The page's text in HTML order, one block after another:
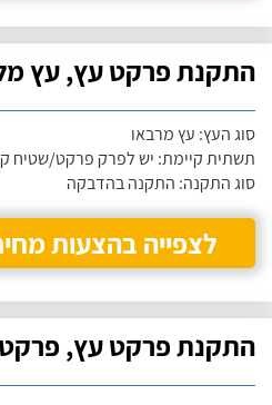
התקנת פרקט עץ, עץ
סוג העץ: עץ מרבאו
תשתית קיימת: יש לפרק פרקט/שטיח
סוג התקנה: התקנה בהדבקה
לצפייה בהצעות
התקנת פרקט עץ, פרקט